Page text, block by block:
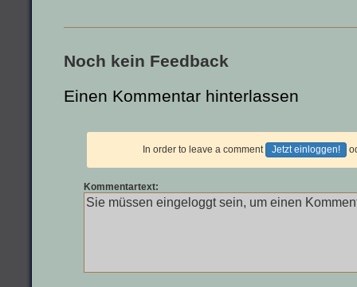
Noch kein Feedback
Einen Kommentar hinterlassen
In order to leave a comment Jetzt einloggen!
Kommentartext: